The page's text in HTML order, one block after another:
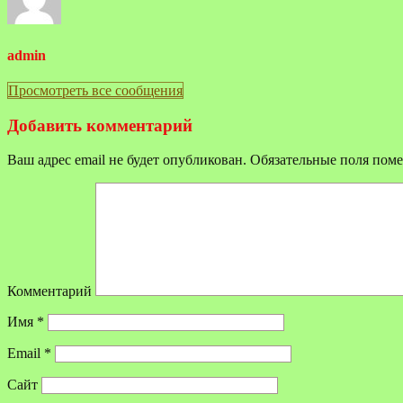
admin
Просмотреть все сообщения
Добавить комментарий
Ваш адрес email не будет опубликован. Обязательные поля
Комментарий
Имя *
Email *
Сайт